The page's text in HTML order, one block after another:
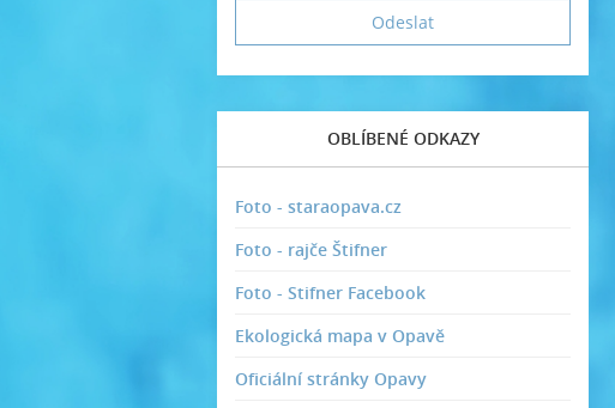
OBLÍBENÉ ODKAZY
Foto - staraopava.cz
Foto - rajče Štifner
Foto - Stifner Facebook
Ekologická mapa v Opavě
Oficiální stránky Opavy